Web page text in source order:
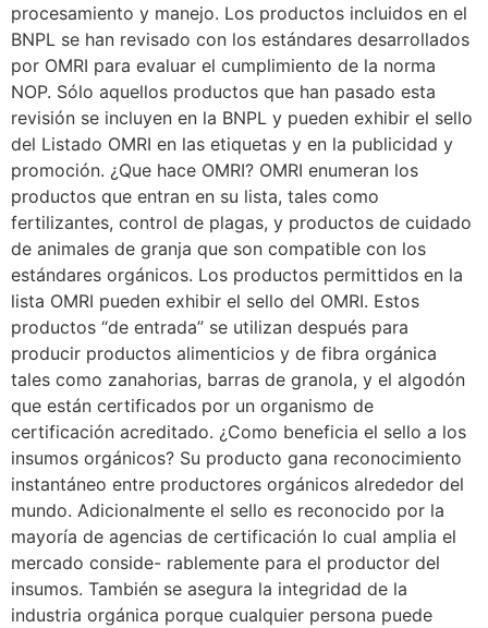
procesamiento y manejo. Los productos incluidos en el
BNPL se han revisado con los estándares desarrollados
por OMRI para evaluar el cumplimiento de la norma
NOP. Sólo aquellos productos que han pasado esta
revisión se incluyen en la BNPL y pueden exhibir el sello
del Listado OMRI en las etiquetas y en la publicidad y
promoción. ¿Que hace OMRI? OMRI enumeran los
productos que entran en su lista, tales como
fertilizantes, control de plagas, y productos de cuidado
de animales de granja que son compatible con los
estándares orgánicos. Los productos permittidos en la
lista OMRI pueden exhibir el sello del OMRI. Estos
productos “de entrada” se utilizan después para
producir productos alimenticios y de fibra orgánica
tales como zanahorias, barras de granola, y el algodón
que están certificados por un organismo de
certificación acreditado. ¿Como beneficia el sello a los
insumos orgánicos? Su producto gana reconocimiento
instantáneo entre productores orgánicos alrededor del
mundo. Adicionalmente el sello es reconocido por la
mayoría de agencias de certificación lo cual amplia el
mercado conside- rablemente para el productor del
insumos. También se asegura la integridad de la
industria orgánica porque cualquier persona puede